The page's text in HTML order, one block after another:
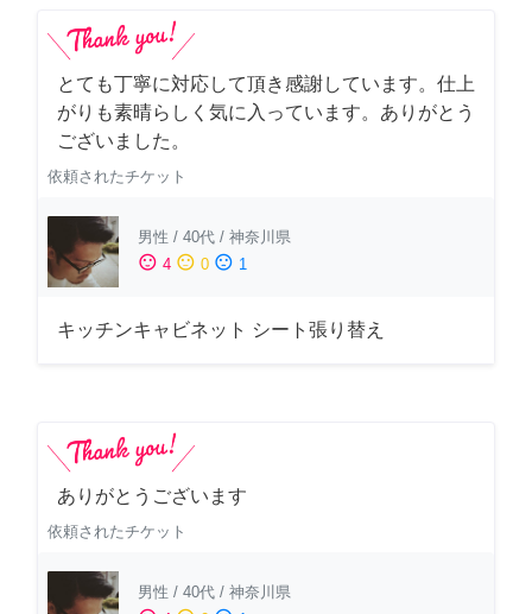
とても丁寧に対応して頂き感謝しています。仕上
がりも素晴らしく気に入っています。ありがとう
ございました。
依頼されたチケット
男性 / 40代 / 神奈川県
sentiment_satisfied 4 sentiment_neutral 0 sentiment_dissatisfied 1
キッチンキャビネット シート張り替え
ありがとうございます
依頼されたチケット
男性 / 40代 / 神奈川県